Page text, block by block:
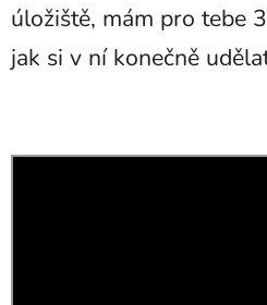
úložiště, mám pro tebe
jak si v ní konečně